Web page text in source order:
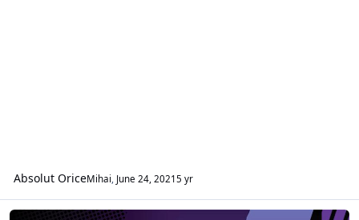
Absolut OriceMihai June 24, 20215 yr
Concursuri FMRo